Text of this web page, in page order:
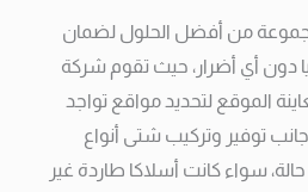
من أفضل الحلول لضمان
دون أي أضرار، حيث تقوم شركة
الموقع لتحديد مواقع تواجد
توفير وتركيب شتى أنواع
سواء كانت أسلاكا طاردة غير